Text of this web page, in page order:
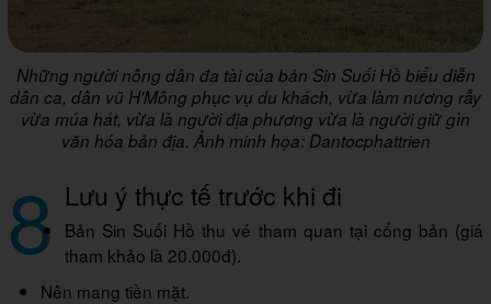
Những người nông dân đa tài của bản Sin Suối Hồ biểu diễn
dân ca, dân vũ H'Mông phục vụ du khách, vừa làm nương rẫy
vừa múa hát, vừa là người địa phương vừa là người giữ gìn
văn hóa bản địa. Ảnh minh họa: Dantocphattrien
8 Lưu ý thực tế trước khi đi
Bản Sin Suối Hồ thu vé tham quan tại cổng bản (giá
tham khảo là 20.000đ).
Nên mang tiền mặt.